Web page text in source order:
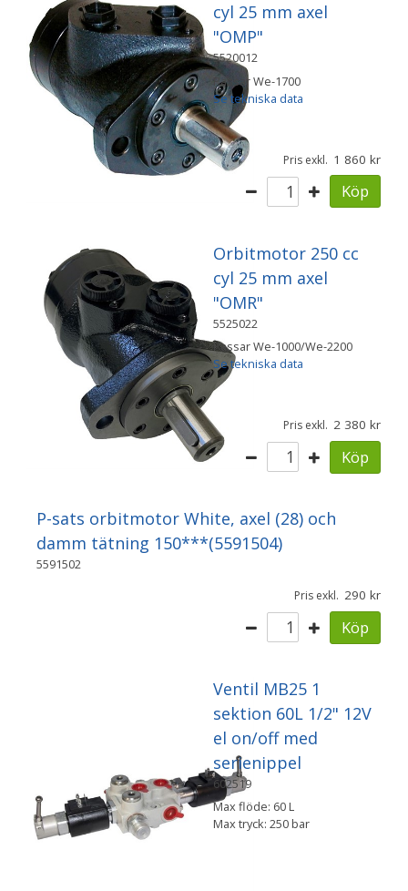
cyl 25 mm axel
"OMP"
5520012
Passar We-1700
Se tekniska data
Pris exkl. 1 860
Köp
Orbitmotor 250 cc
cyl 25 mm axel
"OMR"
5525022
Passar We-1000/We-2200
Se tekniska data
Pris exkl. 2 380
Köp
P-sats orbitmotor White, axel (28) och
damm tätning 150***(5591504)
5591502
Pris exkl. 290
Köp
Ventil MB25 1
sektion 60L 1/2" 12V
el on/off med
serienippel
602519
Max flöde: 60 L
Max tryck: 250 bar